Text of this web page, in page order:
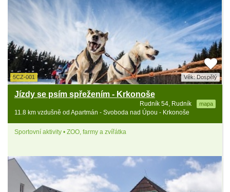
5CZ-001 Věk: Dospělý
Jízdy se psím spřežením - Krkonoše
Rudník 54, Rudník mapa
11.8 km vzdušně od Apartmán - Svoboda nad Úpou - Krkonoše
Sportovní aktivity • ZOO, farmy a zvířátka